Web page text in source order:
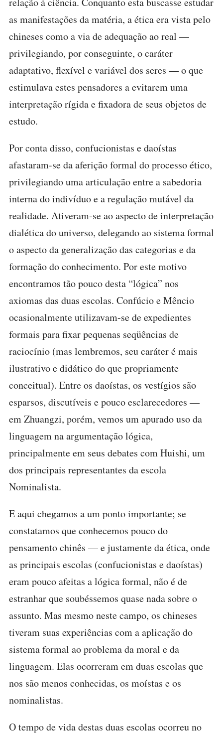
as manifestações da matéria, a ética era vista pelo
chineses como a via de adequação ao real —
privilegiando, por conseguinte, o caráter
adaptativo, flexível e variável dos seres — o que
estimulava estes pensadores a evitarem uma
interpretação rígida e fixadora de seus objetos de
estudo.
Por conta disso, confucionistas e daoístas
afastaram-se da aferição formal do processo ético,
privilegiando uma articulação entre a sabedoria
interna do indivíduo e a regulação mutável da
realidade. Ativeram-se ao aspecto de interpretação
dialética do universo, delegando ao sistema formal
o aspecto da generalização das categorias e da
formação do conhecimento. Por este motivo
encontramos tão pouco desta “lógica” nos
axiomas das duas escolas. Confúcio e Mêncio
ocasionalmente utilizavam-se de expedientes
formais para fixar pequenas seqüências de
raciocínio (mas lembremos, seu caráter é mais
ilustrativo e didático do que propriamente
conceitual). Entre os daoístas, os vestígios são
esparsos, discutíveis e pouco esclarecedores —
em Zhuangzi, porém, vemos um apurado uso da
linguagem na argumentação lógica,
principalmente em seus debates com Huishi, um
dos principais representantes da escola
Nominalista.
E aqui chegamos a um ponto importante; se
constatamos que conhecemos pouco do
pensamento chinês — e justamente da ética, onde
as principais escolas (confucionistas e daoístas)
eram pouco afeitas a lógica formal, não é de
estranhar que soubéssemos quase nada sobre o
assunto. Mas mesmo neste campo, os chineses
tiveram suas experiências com a aplicação do
sistema formal ao problema da moral e da
linguagem. Elas ocorreram em duas escolas que
nos são menos conhecidas, os moístas e os
nominalistas.
O tempo de vida destas duas escolas ocorreu no